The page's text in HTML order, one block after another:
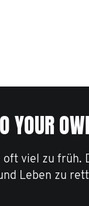
YOUR
oft viel zu früh.
Leben zu